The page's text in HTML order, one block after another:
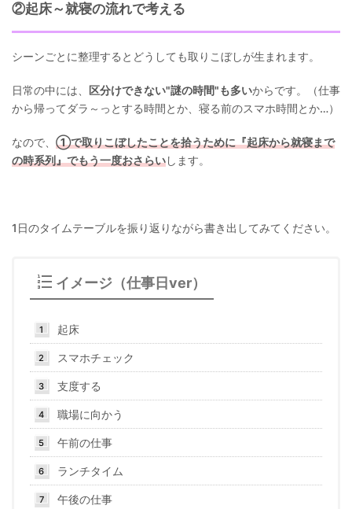
②起床～就寝の流れで考える
シーンごとに整理するとどうしても取りこぼしが生まれます。
日常の中には、 区分けできない"謎の時間"も多いからです。（仕事
から帰ってダラ～っとする時間とか、寝る前のスマホ時間とか…）
なので、 ①で取りこぼしたことを拾うために『起床から就寝まで
の時系列』でもう一度おさらいします。
1日のタイムテーブルを振り返りながら書き出してみてください。
イメージ（仕事日ver）
起床
スマホチェック
支度する
職場に向かう
午前の仕事
ランチタイム
午後の仕事